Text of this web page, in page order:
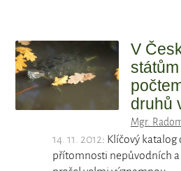
V
druhů
Mgr.
14. 11. 2012: Klíčový
přítomnosti nepůvodních a